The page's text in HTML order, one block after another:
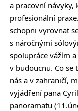
a pracovní návyky,
profesionální
schopni vyrovnat
s náročnými
spolupráce vážím
v budoucnu. Co se
nás a v zahraničí,
vyjádření pana
panoramatu